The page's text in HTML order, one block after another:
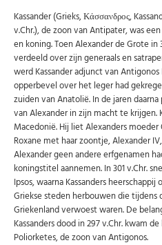
Abonneer u op
Schrijf u in voor onze
wekelijks een overzicht
speciale
Uw
email
U kunt zich op elk moment
Uw gegevens worden
Niet meer
Kassander (Grieks, Κάσσανδρος,
v.Chr.), de zoon van Antipater, was
en koning. Toen Alexander de Grote
verdeeld over zijn generaals en
werd Kassander adjunct van
opperbevel over het leger had
zuiden van Anatolië. In de jaren
van Alexander in zijn macht te krijgen.
Macedonië. Hij liet Alexanders
Roxane met haar zoontje, Alexander
Alexander geen andere erfgenamen
koningstitel aannemen. In 301 v.Chr.
Ipsos, waarna Kassanders
Griekse steden herbouwen die tijdens
Griekenland verwoest waren. De
Kassanders dood in 297 v.Chr. kwam
Poliorketes, de zoon van Antigonos.